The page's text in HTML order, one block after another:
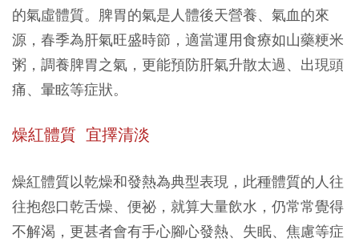
的氣虛體質。脾胃的氣是人體後天營養、氣血的來
源，春季為肝氣旺盛時節，適當運用食療如山藥粳米
粥，調養脾胃之氣，更能預防肝氣升散太過、出現頭
痛、暈眩等症狀。
燥紅體質 宜擇清淡
燥紅體質以乾燥和發熱為典型表現，此種體質的人往
往抱怨口乾舌燥、便祕，就算大量飲水，仍常常覺得
不解渴，更甚者會有手心腳心發熱、失眠、焦慮等症